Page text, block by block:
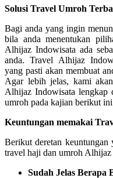
Solusi Travel Umroh
Bagi anda yang ingin
bila anda menentukan
Alhijaz Indowisata ada
anda. Travel Alhijaz
yang pasti akan membuat
Agar lebih jelas, kami
Alhijaz Indowisata lengkap
umroh pada kajian berikut
Keuntungan memakai
Berikut deretan keuntungan
travel haji dan umroh
Sudah Jelas Berapa